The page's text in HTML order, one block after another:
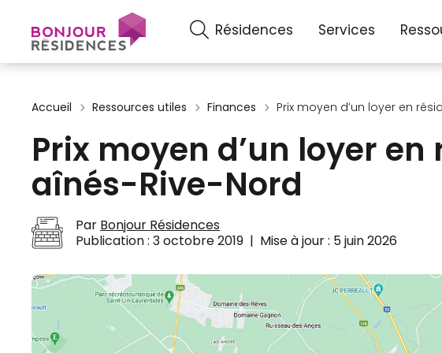
Résidences Services
Accueil Ressources utiles Finances Prix moyen d’un loyer en
Prix moyen d’un loyer
aînés-Rive-Nord
Par Bonjour Résidences
Publication : 3 octobre 2019 | Mise à jour : 5 juin 2026